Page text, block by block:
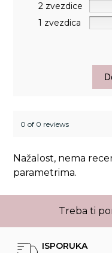
2 zvezdice
1 zvezdica
0 of 0 reviews
Nažalost, nema
parametrima.
Treba ti
ISPORUKA